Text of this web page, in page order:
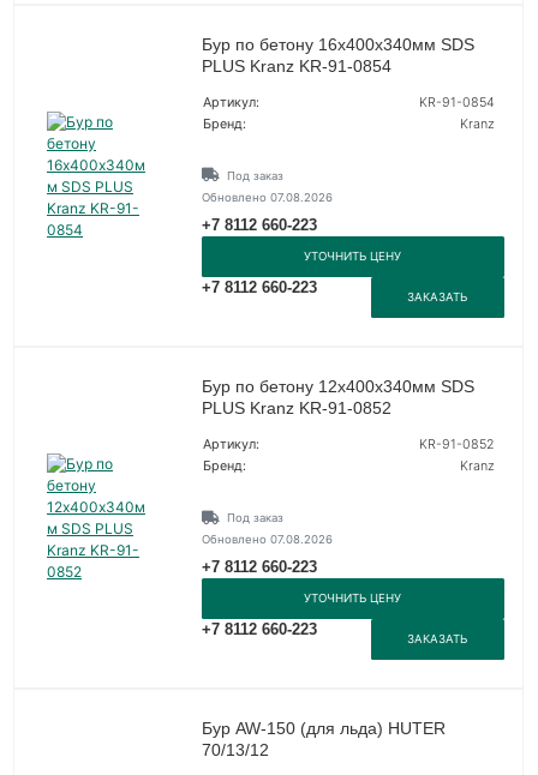
Бур по бетону 16х400х340мм SDS
PLUS Kranz KR-91-0854
Артикул:
KR-91-0854
Бренд:
Kranz
Под заказ
Обновлено 07.08.2026
+7 8112 660-223
УТОЧНИТЬ ЦЕНУ
+7 8112 660-223
ЗАКАЗАТЬ
Бур по бетону 12х400х340мм SDS
PLUS Kranz KR-91-0852
Артикул:
KR-91-0852
Бренд:
Kranz
Под заказ
Обновлено 07.08.2026
+7 8112 660-223
УТОЧНИТЬ ЦЕНУ
+7 8112 660-223
ЗАКАЗАТЬ
Бур AW-150 (для льда) HUTER
70/13/12